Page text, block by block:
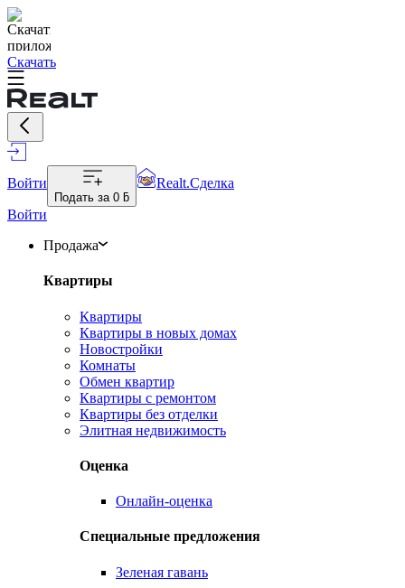
Скачать
Войти
Подать за 0 ƃ
Realt.Сделка
Войти
Продажа
Квартиры
Квартиры
Квартиры в новых домах
Новостройки
Комнаты
Обмен квартир
Квартиры с ремонтом
Квартиры без отделки
Элитная недвижимость
Оценка
Онлайн-оценка
Специальные предложения
Зеленая гавань